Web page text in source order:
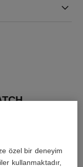
özel bir deneyim
kullanmaktadır,